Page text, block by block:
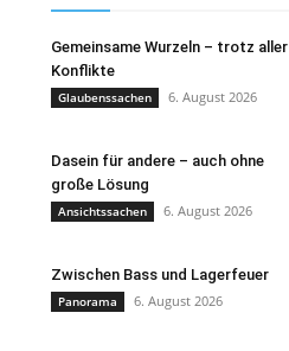
Gemeinsame Wurzeln – trotz aller
Konflikte
Glaubenssachen 6. August 2026
Dasein für andere – auch ohne
große Lösung
Ansichtssachen 6. August 2026
Zwischen Bass und Lagerfeuer
Panorama 6. August 2026